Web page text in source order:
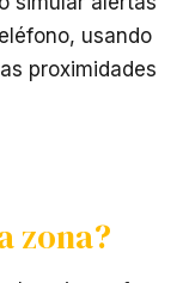
usando
proximidades
zona?